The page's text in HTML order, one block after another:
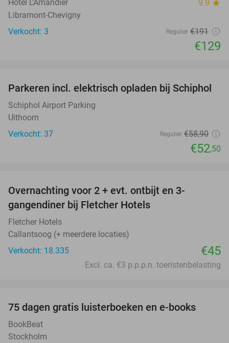
Hôtel L'Amandier 9.9 star
Libramont-Chevigny
Verkocht: 3
Regulier €191
€129
11%
Parkeren incl. elektrisch opladen bij Schiphol
Schiphol Airport Parking
Uithoorn
Verkocht: 37
Regulier €58,90
€52,50
Overnachting voor 2 + evt. ontbijt en 3-
gangendiner bij Fletcher Hotels
Fletcher Hotels
Callantsoog (+ meerdere locaties)
Verkocht: 18.335
€45
Excl. ca. €3 p.p.p.n. toeristenbelasting
75 dagen gratis luisterboeken en e-books
BookBeat
Stockholm